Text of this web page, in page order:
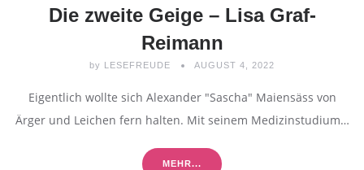
Die zweite Geige – Lisa Graf-
Reimann
by LESEFREUDE AUGUST 4, 2022
Eigentlich wollte sich Alexander "Sascha" Maiensäss von
Ärger und Leichen fern halten. Mit seinem Medizinstudium…
MEHR...